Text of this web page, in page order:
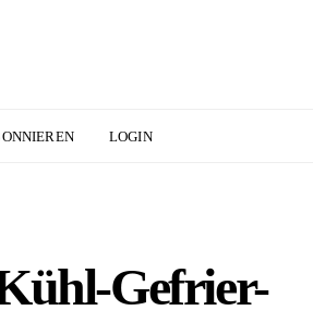
LOGIN
Gefrier-